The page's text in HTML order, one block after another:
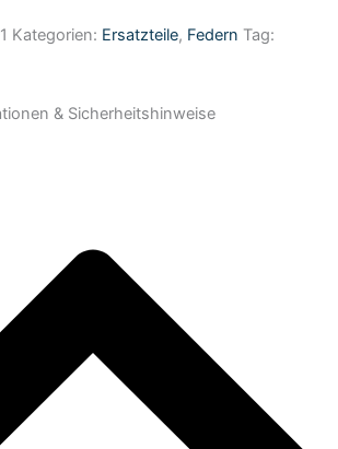
Kategorien: Ersatzteile, Federn Tag:
& Sicherheitshinweise